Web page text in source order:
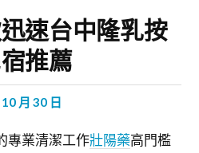
速台中隆乳按
推薦
月 30 日
專業清潔工作壯陽藥高門檻